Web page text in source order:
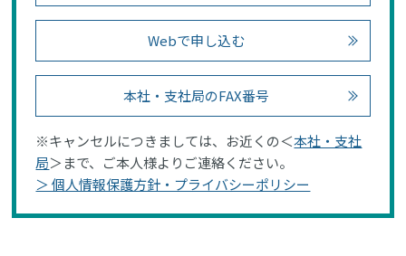
Webで申し込む
本社・支社局のFAX番号
※キャンセルにつきましては、お近くの＜本社・支社
局＞まで、ご本人様よりご連絡ください。
＞ 個人情報保護方針・プライバシーポリシー